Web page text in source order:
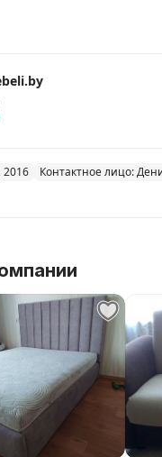
2016 Контактное лицо: